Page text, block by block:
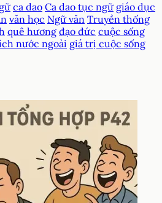
ca dao Ca dao tục ngữ giáo dục
văn học Ngữ văn Truyền thống
quê hương đạo đức cuộc sống
nước ngoài giá trị cuộc sống